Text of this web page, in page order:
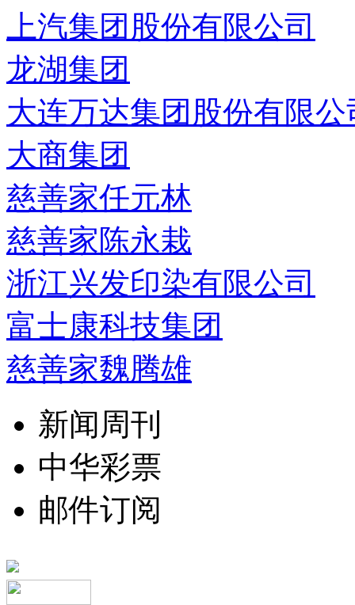
上汽集团股份有限公司
龙湖集团
大连万达集团股份有限公
大商集团
慈善家任元林
慈善家陈永栽
浙江兴发印染有限公司
富士康科技集团
慈善家魏腾雄
新闻周刊
中华彩票
邮件订阅